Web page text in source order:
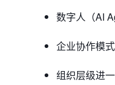
数字人（AI
企业协作模
组织层级进